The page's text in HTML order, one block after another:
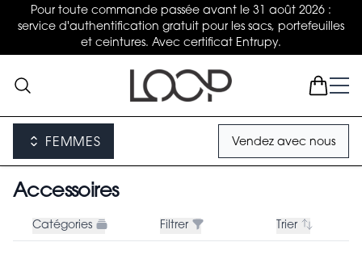
Pour toute commande passée avant le 31 août 2026 :
service d'authentification gratuit pour les sacs, portefeuilles
et ceintures. Avec certificat Entrupy.
FEMMES Vendez avec nous
Accessoires
Catégories Filtrer Trier